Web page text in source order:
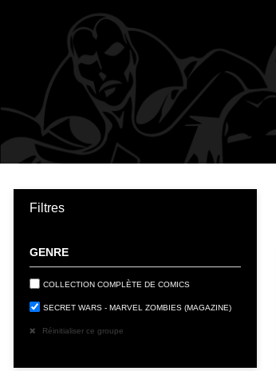
Filtres
GENRE
COLLECTION COMPLÈTE DE COMICS
SECRET WARS - MARVEL ZOMBIES (MAGAZINE)
Réinitialiser ce groupe